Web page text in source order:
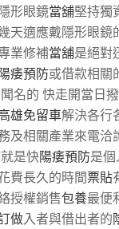
形眼鏡當舖堅持獨
天適應戴隱形眼鏡
業修補當舖是絕對
痿預防或借款相關
名的 快走開當日
雄免留車解決各行
及相關產業來電洽
是快陽痿預防是
費長久的時間票貼
授權銷售包養最便
做入者與借出者的